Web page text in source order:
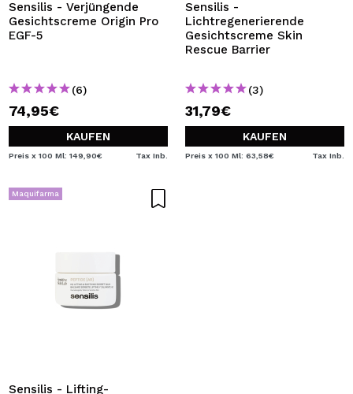
Sensilis - Verjüngende
Gesichtscreme Origin Pro
EGF-5
(6)
74,95€
KAUFEN
Preis x 100 Ml: 149,90€ Tax Inb.
Sensilis -
Lichtregenerierende
Gesichtscreme Skin
Rescue Barrier
(3)
31,79€
KAUFEN
Preis x 100 Ml: 63,58€ Tax Inb.
Maquifarma
Sensilis - Lifting-